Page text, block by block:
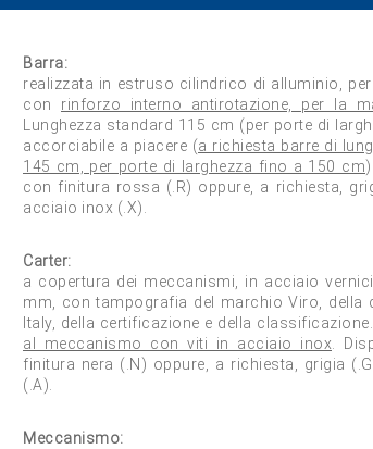
Barra:
realizzata in estruso cilindrico di alluminio, per
con rinforzo interno antirotazione, per la
Lunghezza standard 115 cm (per porte di
accorciabile a piacere (a richiesta barre di
145 cm, per porte di larghezza fino a 150 cm
con finitura rossa (.R) oppure, a richiesta,
acciaio inox (.X).
Carter:
a copertura dei meccanismi, in acciaio
mm, con tampografia del marchio Viro, della
Italy, della certificazione e della classificazione.
al meccanismo con viti in acciaio inox .
finitura nera (.N) oppure, a richiesta, grigia
(.A).
Meccanismo: